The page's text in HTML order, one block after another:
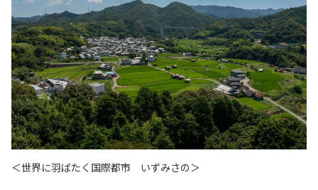
＜世界に羽ばたく国際都市 いずみさの＞